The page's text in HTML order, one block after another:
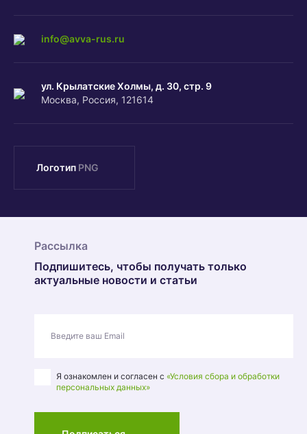
info@avva-rus.ru
ул. Крылатские Холмы, д. З0, стр. 9
Москва, Россия, 121614
Логотип PNG
Рассылка
Подпишитесь, чтобы получать только
актуальные новости и статьи
Введите ваш Email
Я ознакомлен и согласен с «Условия сбора и обработки
персональных данных»